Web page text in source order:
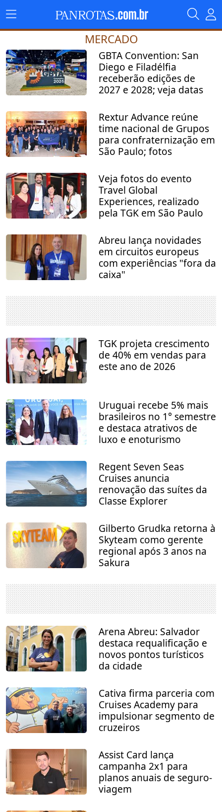
MERCADO
GBTA Convention: San
Diego e Filadélfia
receberão edições de
2027 e 2028; veja datas
Rextur Advance reúne
time nacional de Grupos
para confraternização em
São Paulo; fotos
Veja fotos do evento
Travel Global
Experiences, realizado
pela TGK em São Paulo
Abreu lança novidades
em circuitos europeus
com experiências "fora da
caixa"
TGK projeta crescimento
de 40% em vendas para
este ano de 2026
Uruguai recebe 5% mais
brasileiros no 1° semestre
e destaca atrativos de
luxo e enoturismo
Regent Seven Seas
Cruises anuncia
renovação das suítes da
Classe Explorer
Gilberto Grudka retorna à
Skyteam como gerente
regional após 3 anos na
Sakura
Arena Abreu: Salvador
destaca requalificação e
novos pontos turísticos
da cidade
Cativa firma parceria com
Cruises Academy para
impulsionar segmento de
cruzeiros
Assist Card lança
campanha 2x1 para
planos anuais de seguro-
viagem